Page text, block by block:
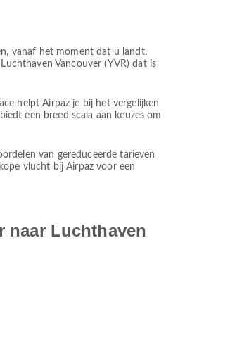
vanaf het moment dat u landt.
Vancouver (YVR) dat is
helpt Airpaz je bij het vergelijken
een breed scala aan keuzes om
van gereduceerde tarieven
vlucht bij Airpaz voor een
naar Luchthaven